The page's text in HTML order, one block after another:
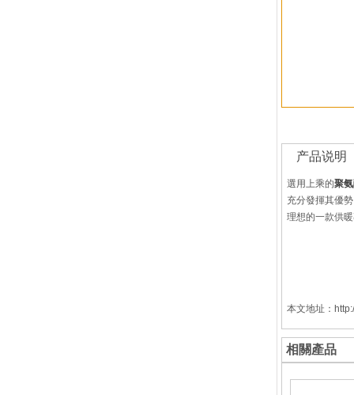
产品说明
選用上乘的聚
充分發揮其優
理想的一款供
本文地址：
相關產品